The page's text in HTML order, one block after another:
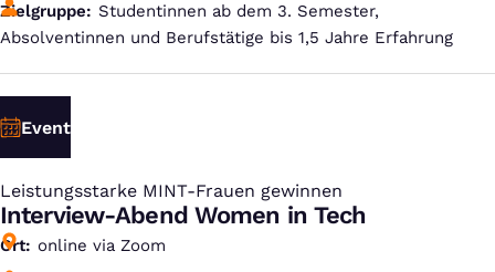
Zielgruppe
Studentinnen ab dem 3. Semester,
Absolventinnen und Berufstätige bis 1,5 Jahre Erfahrung
Event
Leistungsstarke MINT-Frauen gewinnen
:
Interview-Abend Women in Tech
Ort
online via Zoom